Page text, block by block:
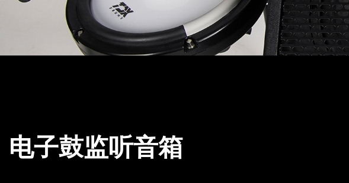
电子鼓监听音箱